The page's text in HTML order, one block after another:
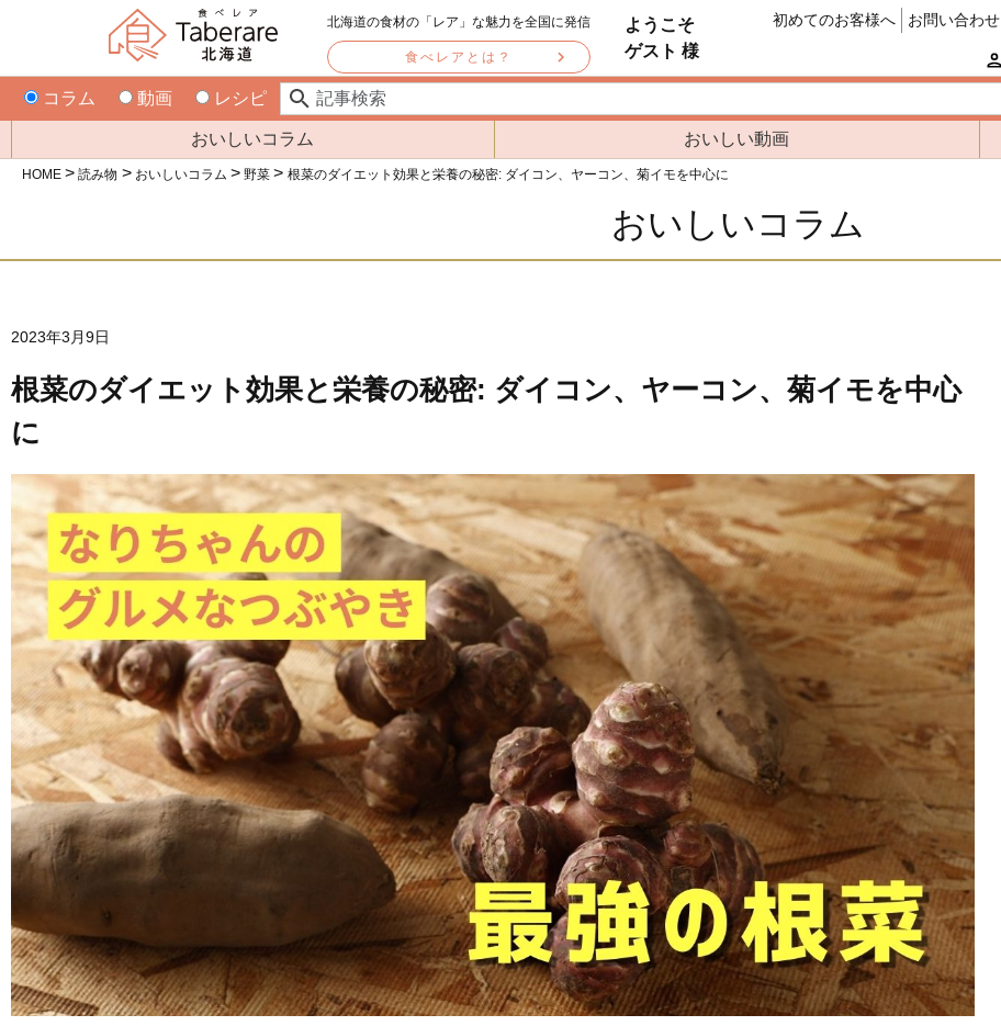
北海道の食材の「レア」な魅力を全国に発信
食べレアとは？
ようこそ
ゲスト 様
初めてのお客様へ お問い合わせ
コラム 動画 レシピ
おいしいコラム おいしい動画
HOME 読み物 おいしいコラム 野菜 根菜のダイエット効果と栄養の秘密: ダイコン、ヤーコン、菊イモを中心に
おいしいコラム
2023年3月9日
根菜のダイエット効果と栄養の秘密: ダイコン、ヤーコン、菊イモを中心
に